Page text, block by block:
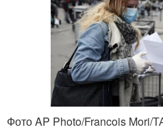
Фото AP Photo/Francois Mori/